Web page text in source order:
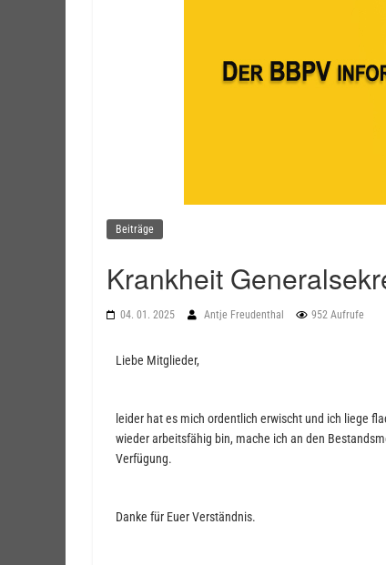
Beiträge
Krankheit
04. 01. 2025 Antje Freudenthal 952 Aufrufe
Liebe Mitglieder,
leider hat es mich ordentlich erwischt und ich liege
wieder arbeitsfähig bin, mache ich an den
Verfügung.
Danke für Euer Verständnis.